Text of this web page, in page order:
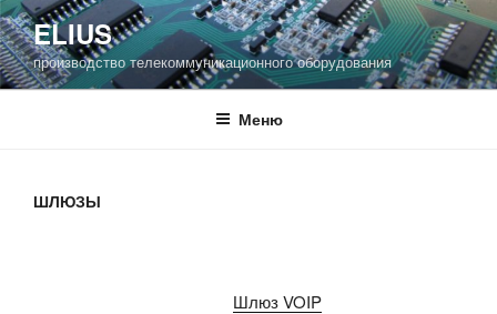
Перейти
к
содержимому
ELIUS
производство телекоммуникационного оборудования
Меню
ШЛЮЗЫ
Шлюз VOIP